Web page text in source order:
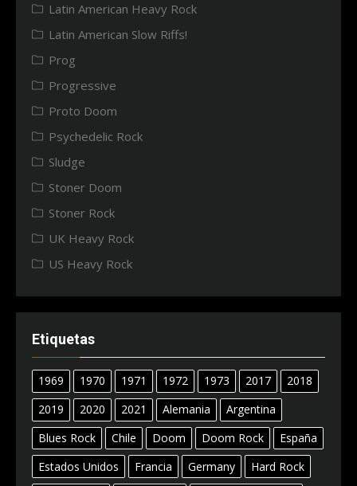
Latin American Heavy Rock
Latin American Slow Riffs!
Prog
Progressive
Proto Doom
Psychedelic Rock
Sludge
Stoner Doom
Stoner Rock
UK Heavy Rock
US Heavy Rock
Etiquetas
1969 1970 1971 1972 1973 2017
2018
2019
2020 2021 Alemania
Argentina
Blues Rock
Chile Doom Doom Rock
España
Estados Unidos
Francia Germany
Hard Rock